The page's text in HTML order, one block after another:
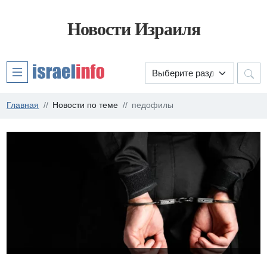
Новости Израиля
Главная Новости по теме педофилы